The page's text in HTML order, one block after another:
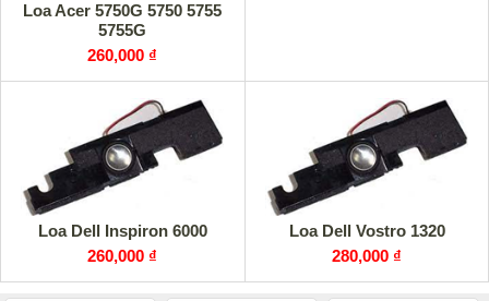
Loa Acer 5750G 5750 5755
5755G
260,000 ₫
Loa Dell Inspiron 6000
260,000 ₫
Loa Dell Vostro 1320
280,000 ₫